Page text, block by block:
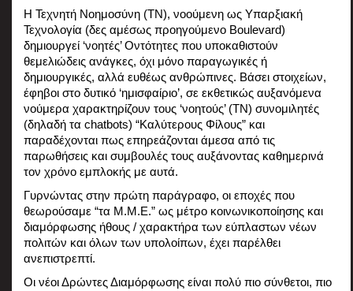
Η Τεχνητή Νοημοσύνη (ΤΝ), νοούμενη ως Υπαρξιακή
Τεχνολογία (δες αμέσως προηγούμενο Boulevard)
δημιουργεί ‘νοητές’ Οντότητες που υποκαθιστούν
θεμελιώδεις ανάγκες, όχι μόνο παραγωγικές ή
δημιουργικές, αλλά ευθέως ανθρώπινες. Βάσει στοιχείων,
έφηβοι στο δυτικό ‘ημισφαίριο’, σε εκθετικώς αυξανόμενα
νούμερα χαρακτηρίζουν τους ‘νοητούς’ (ΤΝ) συνομιλητές
(δηλαδή τα chatbots) “Καλύτερους Φίλους” και
παραδέχονται πως επηρεάζονται άμεσα από τις
παρωθήσεις και συμβουλές τους αυξάνοντας καθημερινά
τον χρόνο εμπλοκής με αυτά.
Γυρνώντας στην πρώτη παράγραφο, οι εποχές που
θεωρούσαμε “τα M.M.E.” ως μέτρο κοινωνικοποίησης και
διαμόρφωσης ήθους / χαρακτήρα των εύπλαστων νέων
πολιτών και όλων των υπολοίπων, έχει παρέλθει
ανεπιστρεπτί.
Οι νέοι Δρώντες Διαμόρφωσης είναι πολύ πιο σύνθετοι, πιο